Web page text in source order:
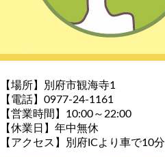
【場所】別府市観海寺1
【電話】0977-24-1161
【営業時間】10:00～22:00
【休業日】年中無休
【アクセス】別府ICより車で10分